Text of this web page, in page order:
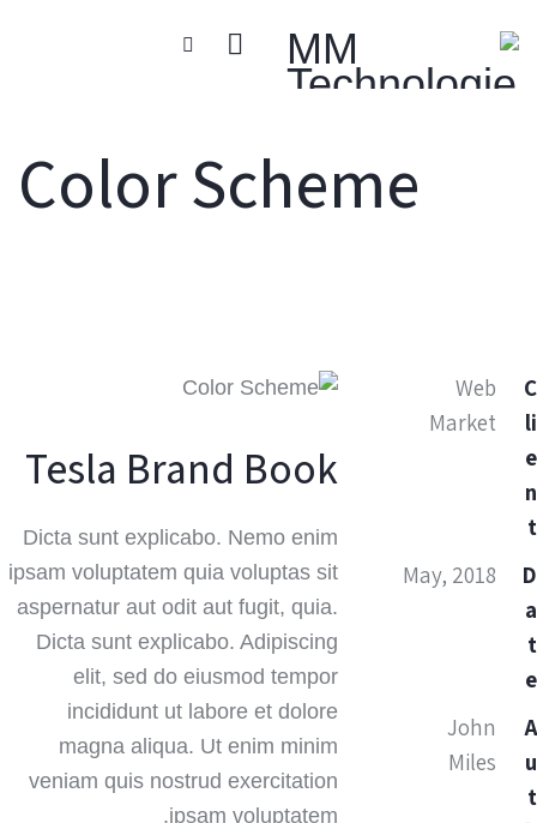
Color Scheme
Tesla Brand Book
Dicta sunt explicabo. Nemo enim
ipsam voluptatem quia voluptas sit
aspernatur aut odit aut fugit, quia.
Dicta sunt explicabo. Adipiscing
elit, sed do eiusmod tempor
incididunt ut labore et dolore
magna aliqua. Ut enim minim
veniam quis nostrud exercitation
ipsam voluptatem.
Web
Market
May, 2018
John
Miles